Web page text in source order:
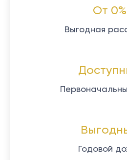
От 0%
Выгодная
Годовой